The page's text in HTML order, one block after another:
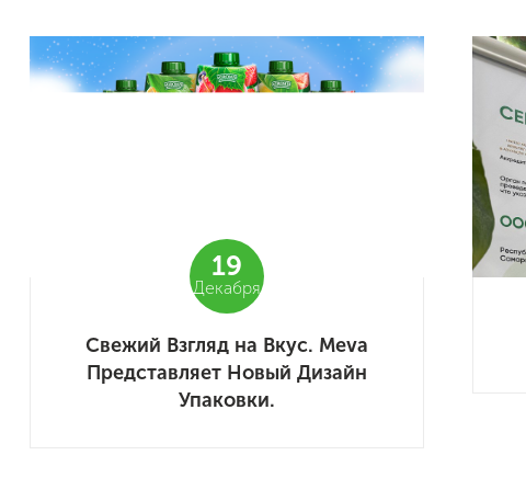
19
Декабря
Свежий Взгляд на Вкус. Meva
Представляет Новый Дизайн
Упаковки.